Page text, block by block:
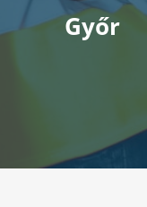
Győr